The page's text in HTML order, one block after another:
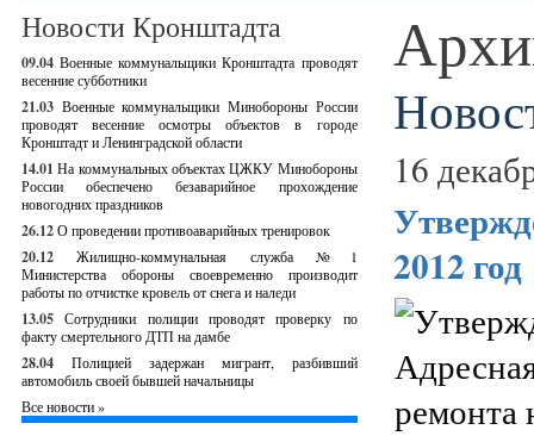
Новости Кронштадта
09.04 Военные коммунальщики Кронштадта проводят
весенние субботники
21.03 Военные коммунальщики Минобороны России
проводят весенние осмотры объектов в городе
Кронштадт и Ленинградской области
14.01 На коммунальных объектах ЦЖКУ Минобороны
России обеспечено безаварийное прохождение
новогодних праздников
26.12О проведении противоаварийных тренировок
20.12
Жилищно-коммунальная служба №1
Министерства обороны своевременно производит
работы по отчистке кровель от снега и наледи
13.05 Сотрудники полиции проводят проверку по
факту смертельного ДТП на дамбе
28.04
Полицией задержан мигрант, разбивший
автомобиль своей бывшей начальницы
Все новости »
16
2012 год